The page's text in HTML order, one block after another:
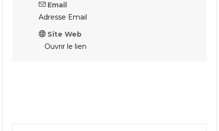
Email
Adresse Email
Site Web
Ouvrir le lien